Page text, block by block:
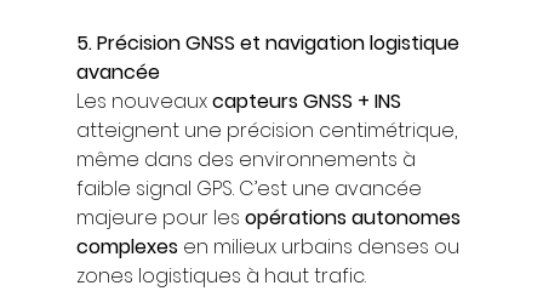
5. Précision GNSS et navigation logistique
avancée
Les nouveaux capteurs GNSS + INS
atteignent une précision centimétrique,
même dans des environnements à
faible signal GPS. C’est une avancée
majeure pour les opérations autonomes
complexes en milieux urbains denses ou
zones logistiques à haut trafic.